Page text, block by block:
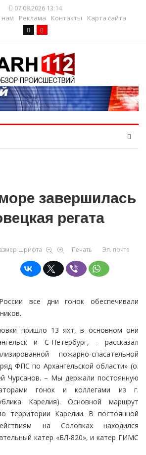
07.08.2026 13:14
нам Реклама Контакты Карта сайта
завершилась
регата
шрифта
Печать Эл. почта
все дни гонок обеспечивали
пришло 13 яхт, в основном они
и С-Петербург, - рассказал
пожарно-спасательной
ФПС по Архангельской области» (о.
Чурсанов. – Мы держали постоянную
гонок и коллегами из г.
Карелия). Основной маршрут
территории Карелии. В постоянной
на Соловках находился
катер «БЛ-820», и катер ГИМС